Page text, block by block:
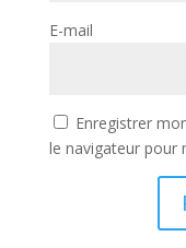
E-mail
Enregistrer
le navigateur pour